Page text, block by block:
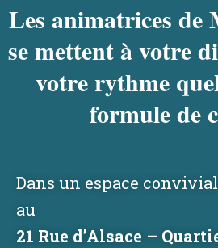
Les animatrices de
se mettent à votre
votre rythme
formule de
Dans un espace
au
21 Rue d’Alsace –